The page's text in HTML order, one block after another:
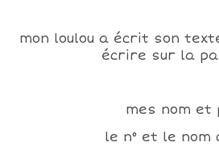
mon loulou a écrit son
écrire sur la
mes nom et
le n° et le nom